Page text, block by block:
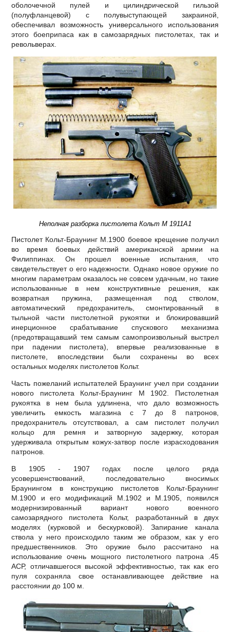
оболочечной пулей и цилиндрической гильзой
(полуфланцевой) с полувыступающей закраиной,
обеспечивал возможность универсального использования
этого боеприпаса как в самозарядных пистолетах, так и
револьверах.
Неполная разборка пистолета Кольт М 1911А1
Пистолет Кольт-Браунинг М.1900 боевое крещение получил
во время боевых действий американской армии на
Филиппинах. Он прошел военные испытания, что
свидетельствует о его надежности. Однако новое оружие по
многим параметрам оказалось не совсем удачным, но такие
использованные в нем конструктивные решения, как
возвратная пружина, размещенная под стволом,
автоматический предохранитель, смонтированный в
тыльной части пистолетной рукоятки и блокировавший
инерционное срабатывание спускового механизма
(предотвращавший тем самым самопроизвольный выстрел
при падении пистолета), впервые реализованные в
пистолете, впоследствии были сохранены во всех
остальных моделях пистолетов Кольт.
Часть пожеланий испытателей Браунинг учел при создании
нового пистолета Кольт-Браунинг М 1902. Пистолетная
рукоятка в нем была удлинена, что дало возможность
увеличить емкость магазина с 7 до 8 патронов,
предохранитель отсутствовал, а сам пистолет получил
кольцо для ремня и затворную задержку, которая
удерживала открытым кожух-затвор после израсходования
патронов.
В 1905 - 1907 годах после целого ряда
усовершенствований, последовательно вносимых
Браунингом в конструкцию пистолетов Кольт-Браунинг
М.1900 и его модификаций М.1902 и М.1905, появился
модернизированный вариант нового военного
самозарядного пистолета Кольт, разработанный в двух
моделях (курковой и бескурковой). Запирание канала
ствола у него происходило таким же образом, как у его
предшественников. Это оружие было рассчитано на
использование очень мощного пистолетного патрона .45
АСР, отличавшегося высокой эффективностью, так как его
пуля сохраняла свое останавливающее действие на
расстоянии до 100 м.